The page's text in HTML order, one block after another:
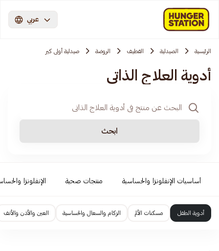
عربي
الرئيسية الصيدلية القطيف الروضة صيدلية أولى كير
أدوية العلاج الذاتي
ابحث
أساسيات الإنفلونزا والحساسية منتجات صحية الإنفلونزا
أدوية الطفل مسكنات الألم الزكام والسعال والحساسية العين والأذن والأنف